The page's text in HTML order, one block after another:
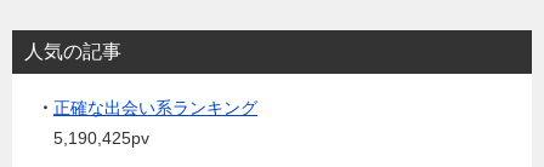
人気の記事
・ 正確な出会い系ランキング
5,190,425pv